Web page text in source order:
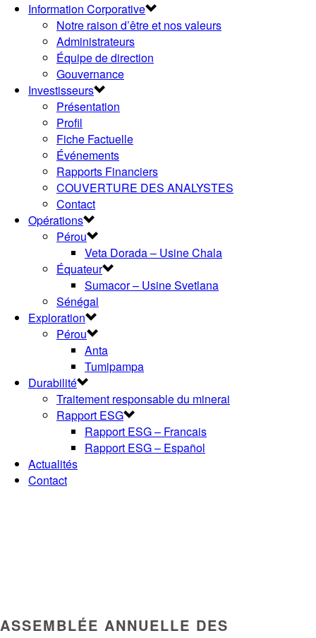
Information Corporative
Notre raison d’être et nos valeurs
Administrateurs
Équipe de direction
Gouvernance
Investisseurs
Présentation
Profil
Fiche Factuelle
Événements
Rapports Financiers
COUVERTURE DES ANALYSTES
Contact
Opérations
Pérou
Veta Dorada – Usine Chala
Équateur
Sumacor – Usine Svetlana
Sénégal
Exploration
Pérou
Anta
Tumipampa
Durabilité
Traitement responsable du minerai
Rapport ESG
Rapport ESG – Francais
Rapport ESG – Español
Actualités
Contact
ASSEMBLÉE ANNUELLE DES